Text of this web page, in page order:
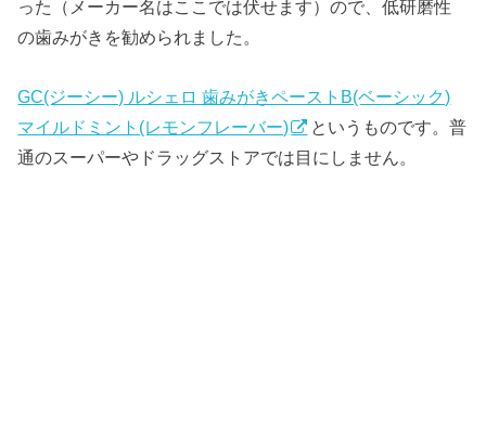
った（メーカー名はここでは伏せます）ので、低研磨性
の歯みがきを勧められました。
GC(ジーシー) ルシェロ 歯みがきペーストB(ベーシック)
マイルドミント(レモンフレーバー)
というものです。普
通のスーパーやドラッグストアでは目にしません。